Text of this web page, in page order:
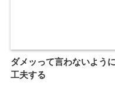
ダメッって言わないよう
工夫する